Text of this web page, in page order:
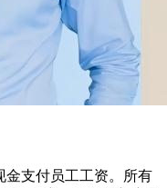
金支付员工工资。所有